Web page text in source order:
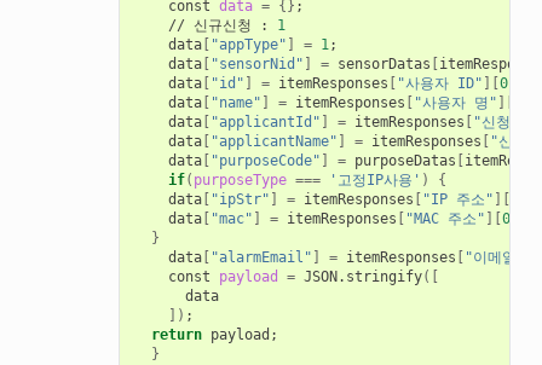
    const
data = {} ;
    // 신규신청 :
1
    data
[ "appType" = 1;
    data
[ "sensorNid" = sensorDatas
    data
[ "id" = itemResponses "사용자 ID" 0]
    data
[ "name" = itemResponses "사용자 명"
    data
[ "applicantId" = itemResponses
"신청자
    data
[ "applicantName" = itemResponses
"신청
    data
[ "purposeCode" = purposeDatas
if( purposeType === '고정IP사용' )
{
    data
[ "ipStr" = itemResponses "IP 주소"
    data
[ "mac" = itemResponses "MAC 주소" 0
}
    data
[ "alarmEmail" = itemResponses "이메일"
    const
payload = JSON.stringify([
      data
]) ;
return payload ;
}